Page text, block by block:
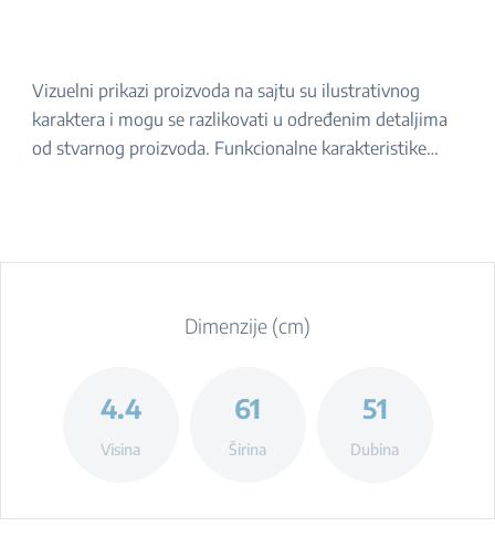
Vizuelni prikazi proizvoda na sajtu su ilustrativnog
karaktera i mogu se razlikovati u određenim detaljima
od stvarnog proizvoda. Funkcionalne karakteristike
Dimenzije (cm)
4.4
Visina
61
Širina
51
Dubina